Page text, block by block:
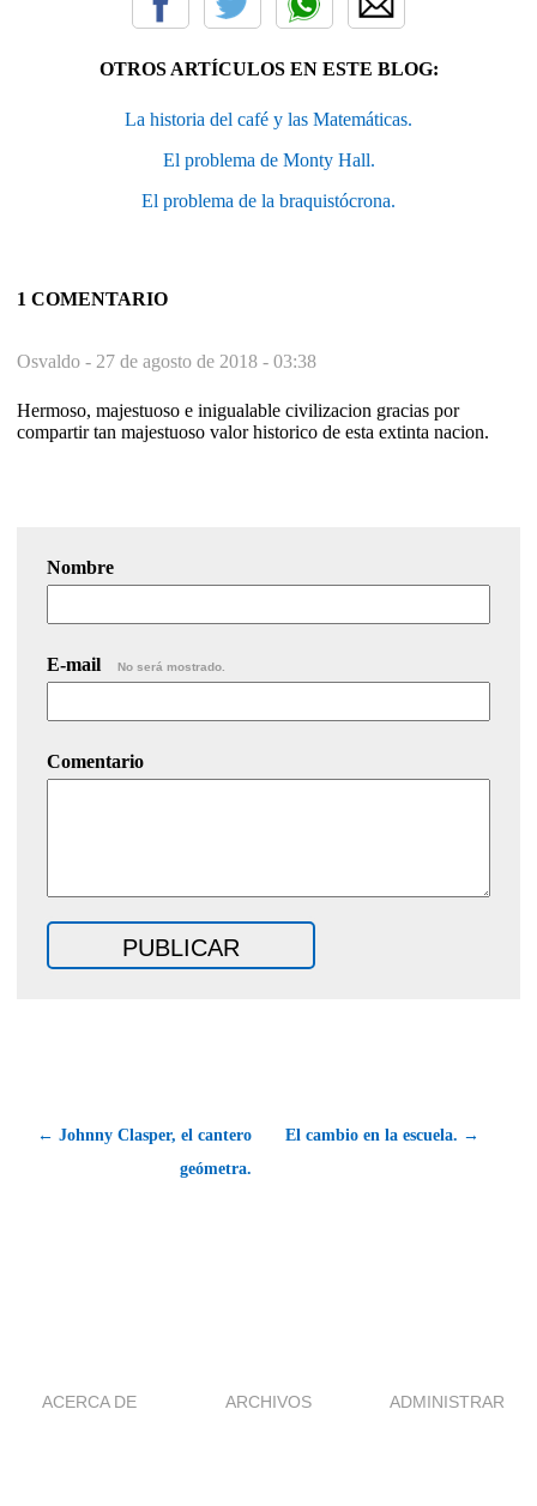
OTROS ARTÍCULOS EN ESTE BLOG:
La historia del café y las Matemáticas.
El problema de Monty Hall.
El problema de la braquistócrona.
1 COMENTARIO
Osvaldo - 27 de agosto de 2018 - 03:38
Hermoso, majestuoso e inigualable civilizacion gracias por
compartir tan majestuoso valor historico de esta extinta nacion.
Nombre
E-mail No será mostrado.
Comentario
← Johnny Clasper, el cantero
geómetra.
El cambio en la escuela. →
ACERCA DE ARCHIVOS ADMINISTRAR